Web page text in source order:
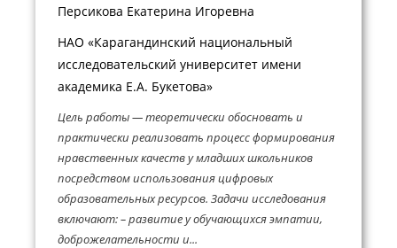
Персикова Екатерина Игоревна
НАО «Карагандинский национальный
исследовательский университет имени
академика Е.А. Букетова»
Цель работы — теоретически обосновать и
практически реализовать процесс формирования
нравственных качеств у младших школьников
посредством использования цифровых
образовательных ресурсов. Задачи исследования
включают: – развитие у обучающихся эмпатии,
доброжелательности и...